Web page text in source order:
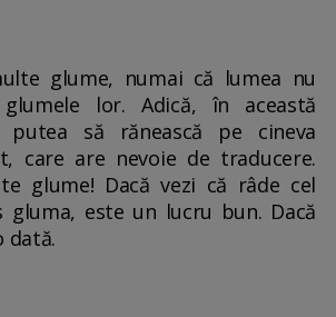
glume, numai că lumea nu
lor. Adică, în această
putea să rănească pe cineva
care are nevoie de traducere.
glume! Dacă vezi că râde cel
gluma, este un lucru bun. Dacă
dată.